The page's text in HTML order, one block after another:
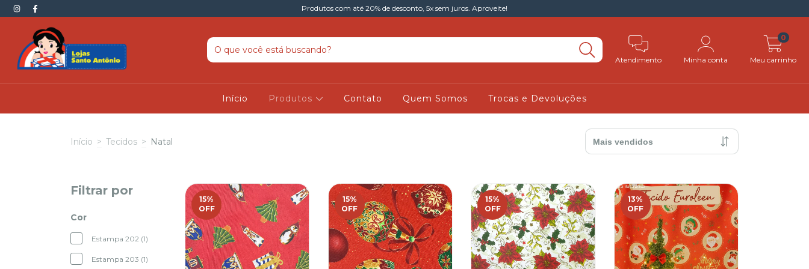
Produtos com até 20% de desconto, 5x sem juros. Aproveite!
Atendimento Minha conta Meu carrinho
0
Início Produtos Contato Quem Somos Trocas e Devoluções
Início > Tecidos > Natal
Filtrar por
Cor
Estampa 202 (1)
Estampa 203 (1)
15%
OFF
15%
OFF
15%
OFF
13%
OFF